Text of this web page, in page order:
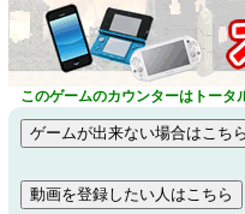
このゲームのカウンターはトータ